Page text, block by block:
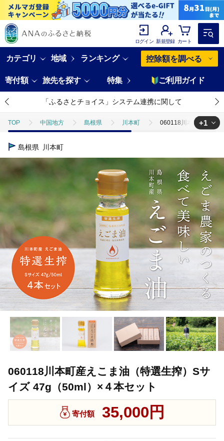
ログイン 新規登録 カート
カテゴリ 地域 ランキング 控除額を調べる
寄付額 旅先を探す 特集 ご利用ガイド
「ふるさとチョイス」システム連携に関して
TOP 中国地方 島根県 川本町 060118川本町産えこ
TOP
+1
島根県 川本町
060118川本町産えこま油（特選生搾）Sサ
イズ 47g（50ml）×４本セット
寄付額 35,000円